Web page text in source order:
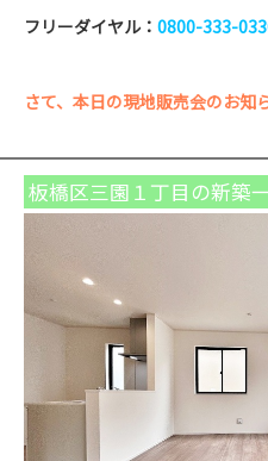
フリーダイヤル： 0800-333-
さて、本日の現地販売会のお知
板橋区三園１丁目の新築